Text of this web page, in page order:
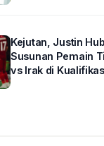
Kejutan, Justin
Susunan Pemain
vs Irak di